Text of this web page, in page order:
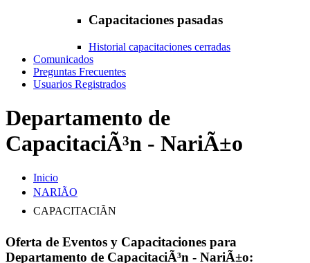
Capacitaciones pasadas
Historial capacitaciones cerradas
Comunicados
Preguntas Frecuentes
Usuarios Registrados
Departamento de
CapacitaciÃ³n - NariÃ±o
Inicio
NARIÃO
CAPACITACIÃN
Oferta de Eventos y Capacitaciones para
Departamento de CapacitaciÃ³n - NariÃ±o: